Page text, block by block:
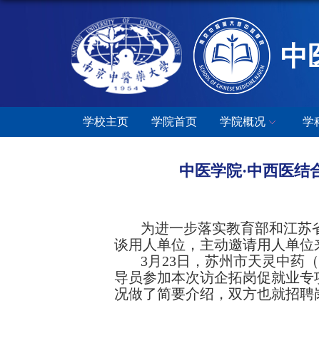
中
学校主页 学院首页 学院概况 学
中医学院·中西医
为进一步落实教育部和江苏
谈用人单位， 主动邀请用人单位
3月23日，苏州市天灵中药
导员参加本次访企拓岗促就业专
况做了简要介绍， 双方也就招聘